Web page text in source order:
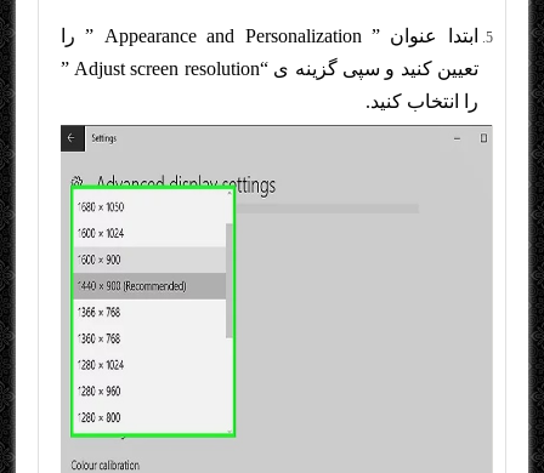
ابتدا عنوان ” Appearance and Personalization ” را
تعیین کنید و سپی گزینه ی “Adjust screen resolution ”
را انتخاب کنید.